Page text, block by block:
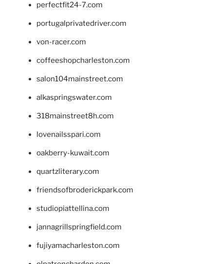
perfectfit24-7.com
portugalprivatedriver.com
von-racer.com
coffeeshopcharleston.com
salon104mainstreet.com
alkaspringswater.com
318mainstreet8h.com
lovenailsspari.com
oakberry-kuwait.com
quartzliterary.com
friendsofbroderickpark.com
studiopiattellina.com
jannagrillspringfield.com
fujiyamacharleston.com